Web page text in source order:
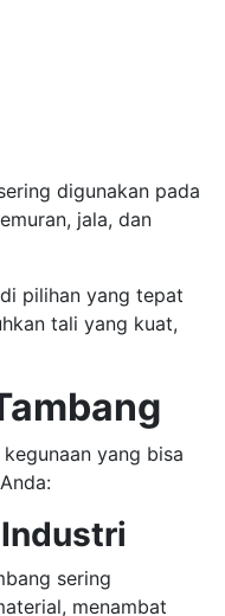
digunakan pada
jala, dan
pilihan yang tepat
tali yang kuat,
yang bisa
sering
menambat